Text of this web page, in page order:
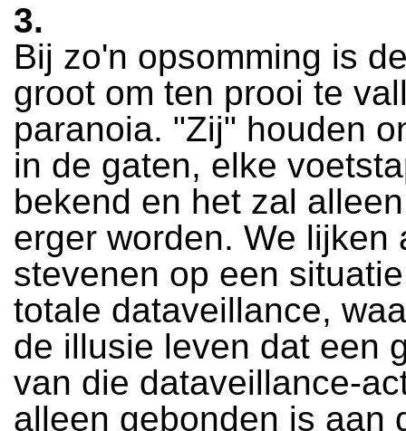
3.
Bij zo'n opsomming is
groot om ten prooi te
paranoia. "Zij" houden
in de gaten, elke
bekend en het zal
erger worden. We lijken
stevenen op een
totale dataveillance,
de illusie leven dat een
van die dataveillance-
alleen gebonden is aan